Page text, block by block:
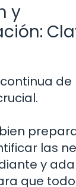
y
de
las
y
que